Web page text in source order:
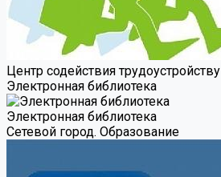
Центр содействия
Электронная библиотека
Электронная библиотека
Сетевой город. Образование